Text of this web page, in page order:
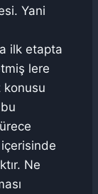
Yani
ilk etapta
lere
konusu
Ne